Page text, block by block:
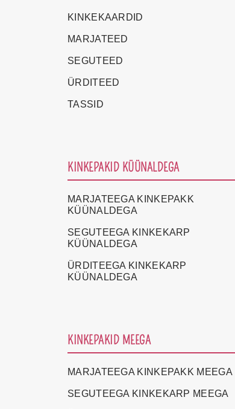
KINKEKAARDID
MARJATEED
SEGUTEED
ÜRDITEED
TASSID
KINKEPAKID KÜÜNALDEGA
MARJATEEGA KINKEPAKK
KÜÜNALDEGA
SEGUTEEGA KINKEKARP
KÜÜNALDEGA
ÜRDITEEGA KINKEKARP
KÜÜNALDEGA
KINKEPAKID MEEGA
MARJATEEGA KINKEPAKK MEEGA
SEGUTEEGA KINKEKARP MEEGA